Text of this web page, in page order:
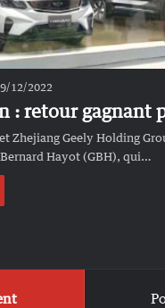
12/2022
: retour gagnant
Zhejiang Geely Holding
Hayot (GBH), qui…